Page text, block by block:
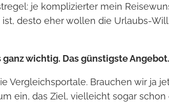
je komplizierter mein
desto eher wollen die Urlaubs-
wichtig. Das günstigste
Vergleichsportale. Brauchen wir ja
ein, das Ziel, vielleicht sogar schon